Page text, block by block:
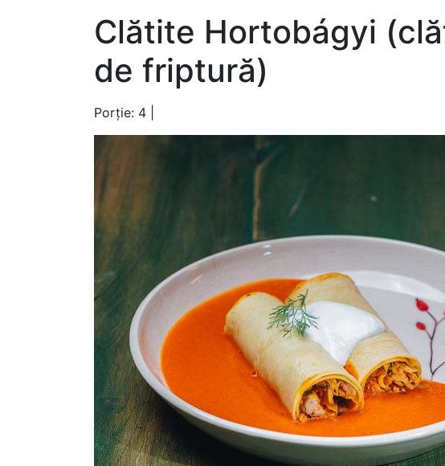
Clătite Hortobágyi
de friptură)
Porție: 4 |